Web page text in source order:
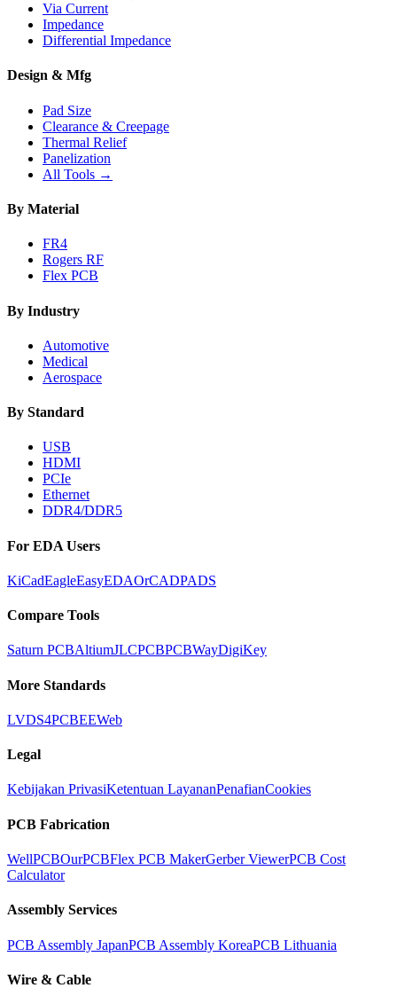
Via Current
Impedance
Differential Impedance
Design & Mfg
Pad Size
Clearance & Creepage
Thermal Relief
Panelization
All Tools →
By Material
FR4
Rogers RF
Flex PCB
By Industry
Automotive
Medical
Aerospace
By Standard
USB
HDMI
PCIe
Ethernet
DDR4/DDR5
For EDA Users
KiCadEagleEasyEDAOrCADPADS
Compare Tools
Saturn PCBAltiumJLCPCBPCBWayDigiKey
More Standards
LVDS4PCBEEWeb
Legal
Kebijakan PrivasiKetentuan LayananPenafianCookies
PCB Fabrication
WellPCBOurPCBFlex PCB MakerGerber ViewerPCB Cost
Calculator
Assembly Services
PCB Assembly JapanPCB Assembly KoreaPCB Lithuania
Wire & Cable